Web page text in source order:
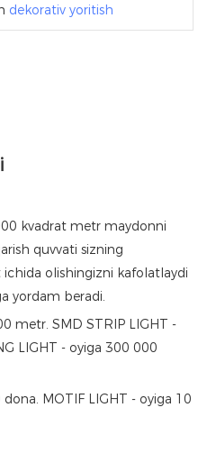
dekorativ yoritish
kvadrat metr maydonni
quvvati sizning
olishingizni kafolatlaydi
yordam beradi.
metr. SMD STRIP LIGHT -
LIGHT - oyiga 300 000
MOTIF LIGHT - oyiga 10